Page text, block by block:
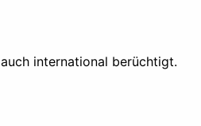
auch international berüchtigt.